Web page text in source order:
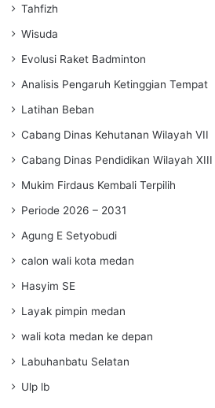
Tahfizh
Wisuda
Evolusi Raket Badminton
Analisis Pengaruh Ketinggian Tempat
Latihan Beban
Cabang Dinas Kehutanan Wilayah VII
Cabang Dinas Pendidikan Wilayah XIII
Mukim Firdaus Kembali Terpilih
Periode 2026 – 2031
Agung E Setyobudi
calon wali kota medan
Hasyim SE
Layak pimpin medan
wali kota medan ke depan
Labuhanbatu Selatan
Ulp lb